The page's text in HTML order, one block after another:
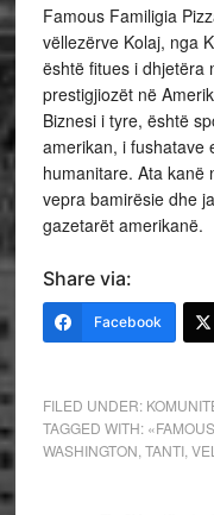
Famous Familigia
vëllezërve Kolaj, nga
është fitues i dhjetëra
prestigjiozët në
Biznesi i tyre, është
amerikan, i fushatave
humanitare. Ata kanë
vepra bamirësie dhe
gazetarët amerikanë.
Share via:
Facebook
FILED UNDER:
TAGGED WITH:
WASHINGTON TANTI,